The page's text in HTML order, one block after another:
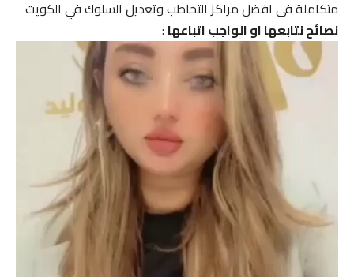
متكاملة فى افضل مراكز التخاطب وتعديل السلوك في الكويت
نصائح نتابعها او الواجب اتباعها: